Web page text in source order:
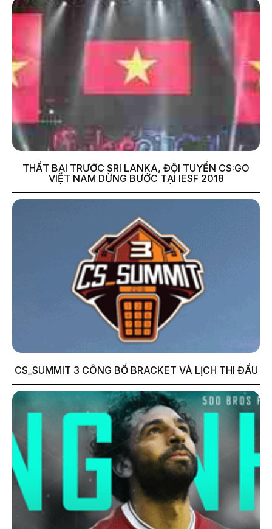
THẤT BẠI TRƯỚC SRI LANKA, ĐỘI TUYỂN CS:GO
VIỆT NAM DỪNG BƯỚC TẠI IESF 2018
CS_SUMMIT 3 CÔNG BỐ BRACKET VÀ LỊCH THI ĐẤU